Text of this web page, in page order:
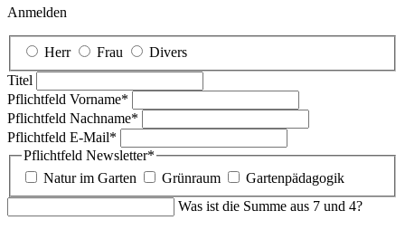
Anmelden
Herr Frau
Divers
Titel
Pflichtfeld Vorname*
Pflichtfeld Nachname*
Pflichtfeld E-Mail*
Pflichtfeld Newsletter*
Natur im Garten
Grünraum
Gartenpädagogik
Was ist die Summe aus 7 und 4?